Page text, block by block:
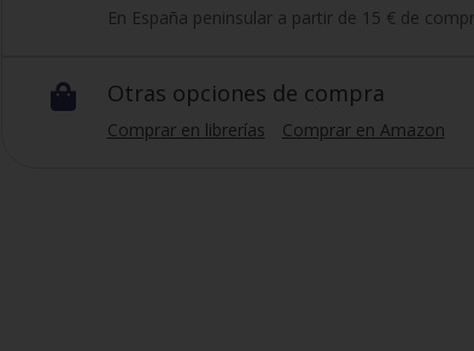
En España peninsular a partir de 15 € de
 Otras opciones de compra
Comprar en librerías Comprar en Amazon